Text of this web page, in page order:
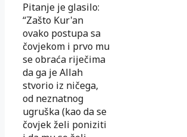
Pitanje je glasilo:
“Zašto Kur'an
ovako postupa sa
čovjekom i prvo mu
se obraća riječima
da ga je Allah
stvorio iz ničega,
od neznatnog
ugruška (kao da se
čovjek želi poniziti